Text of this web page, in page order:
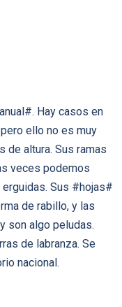
Hay casos en
ello no es muy
de altura. Sus ramas
veces podemos
erguidas. Sus #hojas#
de rabillo, y las
son algo peludas.
de labranza. Se
nacional.